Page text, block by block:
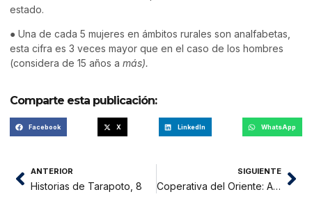
estado.
● Una de cada 5 mujeres en ámbitos rurales son analfabetas,
esta cifra es 3 veces mayor que en el caso de los hombres
(considera de 15 años a más).
Comparte esta publicación:
Facebook X LinkedIn WhatsApp
ANTERIOR
Historias de Tarapoto, 8
SIGUIENTE
Coperativa del Oriente: Asamblea General Extraordinaria